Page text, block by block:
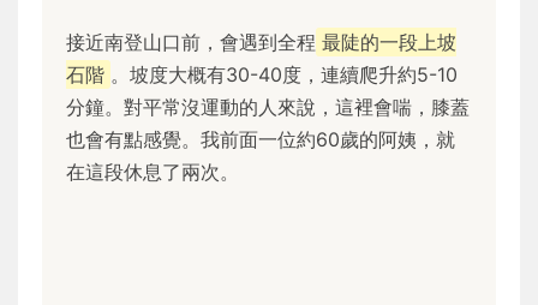
接近南登山口前，會遇到全程 最陡的一段上坡
石階 。坡度大概有30-40度，連續爬升約5-10
分鐘。對平常沒運動的人來說，這裡會喘，膝蓋
也會有點感覺。我前面一位約60歲的阿姨，就
在這段休息了兩次。